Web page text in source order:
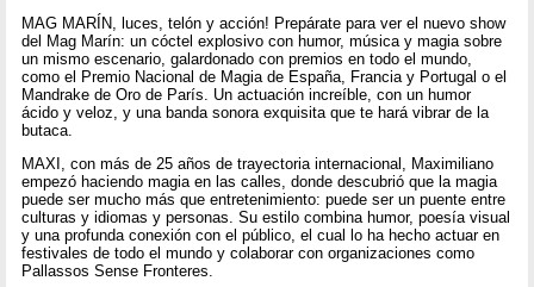
MAG MARÍN, luces, telón y acción! Prepárate para ver el nuevo show
del Mag Marín: un cóctel explosivo con humor, música y magia sobre
un mismo escenario, galardonado con premios en todo el mundo,
como el Premio Nacional de Magia de España, Francia y Portugal o el
Mandrake de Oro de París. Un actuación increíble, con un humor
ácido y veloz, y una banda sonora exquisita que te hará vibrar de la
butaca.
MAXI, con más de 25 años de trayectoria internacional, Maximiliano
empezó haciendo magia en las calles, donde descubrió que la magia
puede ser mucho más que entretenimiento: puede ser un puente entre
culturas y idiomas y personas. Su estilo combina humor, poesía visual
y una profunda conexión con el público, el cual lo ha hecho actuar en
festivales de todo el mundo y colaborar con organizaciones como
Pallassos Sense Fronteres.